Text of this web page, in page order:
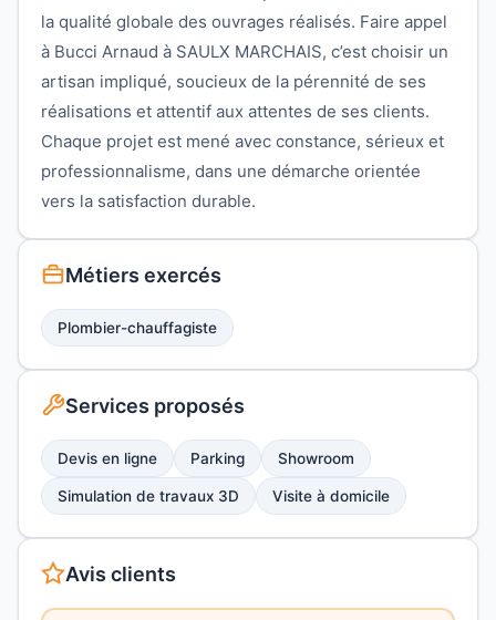
la qualité globale des ouvrages réalisés. Faire appel
à Bucci Arnaud à SAULX MARCHAIS, c’est choisir un
artisan impliqué, soucieux de la pérennité de ses
réalisations et attentif aux attentes de ses clients.
Chaque projet est mené avec constance, sérieux et
professionnalisme, dans une démarche orientée
vers la satisfaction durable.
Métiers exercés
Plombier-chauffagiste
Services proposés
Devis en ligne Parking Showroom
Simulation de travaux 3D Visite à domicile
Avis clients